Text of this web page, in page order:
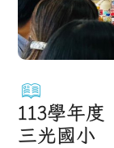
113學年度
三光國小